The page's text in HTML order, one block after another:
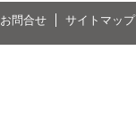
お問合せ サイトマップ